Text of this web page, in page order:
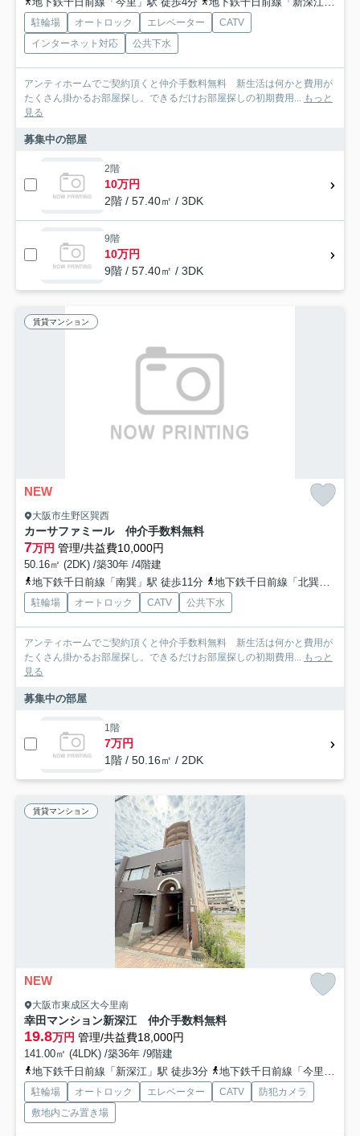
駐輪場 オートロック エレベーター
CATV
インターネット対応
公共下水
アンティホームでご契約頂くと仲介手数料無料 新生活は何かと費用が
たくさん掛かるお部屋探し。できるだけお部屋探しの初期費用... もっと
見る
募集中の部屋
2階
10万円
2階 / 57.40㎡ / 3DK
9階
10万円
9階 / 57.40㎡ / 3DK
賃貸マンション
NEW
大阪市生野区巽西
カーサファミール 仲介手数料無料
7万円 管理/共益費10,000円
50.16㎡ (2DK) /築30年 /4階建
地下鉄千日前線「南巽」駅 徒歩11分
地下鉄千日前線「北巽」駅 徒歩23分
駐輪場 オートロック CATV 公共下水
アンティホームでご契約頂くと仲介手数料無料 新生活は何かと費用が
たくさん掛かるお部屋探し。できるだけお部屋探しの初期費用... もっと
見る
募集中の部屋
1階
7万円
1階 / 50.16㎡ / 2DK
賃貸マンション
NEW
大阪市東成区大今里南
幸田マンション新深江 仲介手数料無料
19.8万円 管理/共益費18,000円
141.00㎡ (4LDK) /築36年 /9階建
地下鉄千日前線「新深江」駅 徒歩3分
地下鉄千日前線「今里」駅 徒歩9分
駐輪場 オートロック エレベーター CATV
防犯カメラ
敷地内ごみ置き場